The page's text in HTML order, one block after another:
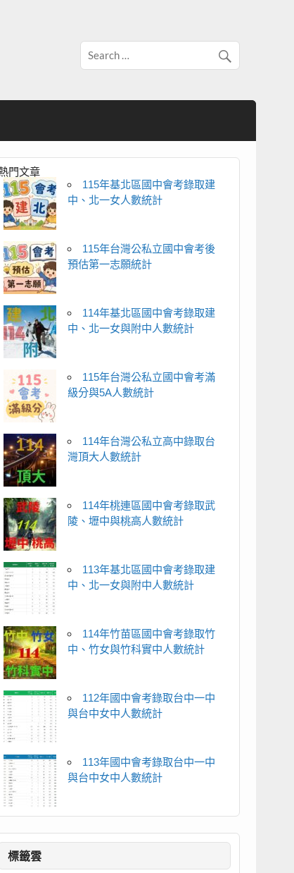
門文章
115年基北區國中會考錄取建
中、北一女人數統計
115年台灣公私立國中會考後
預估第一志願統計
114年基北區國中會考錄取建
中、北一女與附中人數統計
115年台灣公私立國中會考滿
級分與5A人數統計
114年台灣公私立高中錄取台
灣頂大人數統計
114年桃連區國中會考錄取武
陵、壢中與桃高人數統計
113年基北區國中會考錄取建
中、北一女與附中人數統計
114年竹苗區國中會考錄取竹
中、竹女與竹科實中人數統計
112年國中會考錄取台中一中
與台中女中人數統計
113年國中會考錄取台中一中
與台中女中人數統計
標籤雲